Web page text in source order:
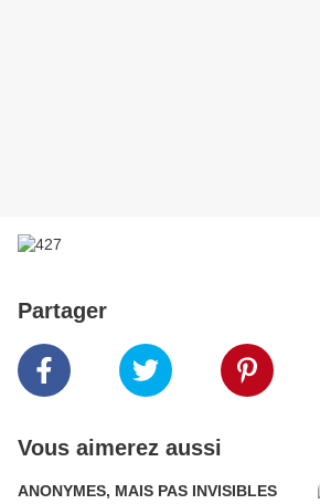
Partager
Vous aimerez aussi
ANONYMES, MAIS PAS INVISIBLES